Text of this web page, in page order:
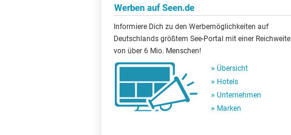
Werben auf Seen.de
Informiere Dich zu den Werbemöglichkeiten auf
Deutschlands größtem See-Portal mit einer Reichweite
von über 6 Mio. Menschen!
Übersicht
Hotels
Unternehmen
Marken